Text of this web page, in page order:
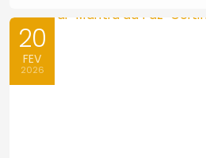
20
FEV
2026